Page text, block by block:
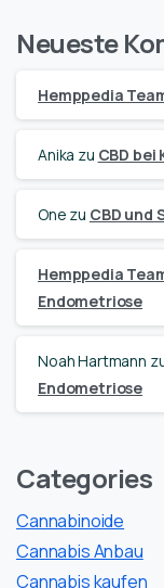
Neueste
Hemppedia
Anika zu CBD bei
One zu CBD und
Hemppedia
Endometriose
Noah Hartmann
Endometriose
Categories
Cannabinoide
Cannabis Anbau
Cannabis kaufen